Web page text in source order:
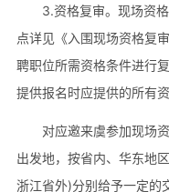
3.资格复审。现场资
点详见《入围现场资格复
聘职位所需资格条件进行
提供报名时应提供的所有
对应邀来虞参加现场
出发地，按省内、华东地
浙江省外)分别给予一定的